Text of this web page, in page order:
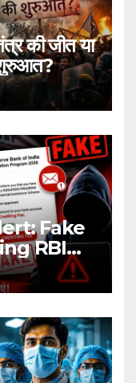
की जीत या
Fake
RBI
Users